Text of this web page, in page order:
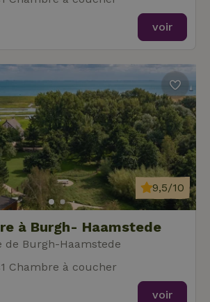
voir
à Burgh- Haamstede
de Burgh-Haamstede
9,5/10
1 Chambre à coucher
voir